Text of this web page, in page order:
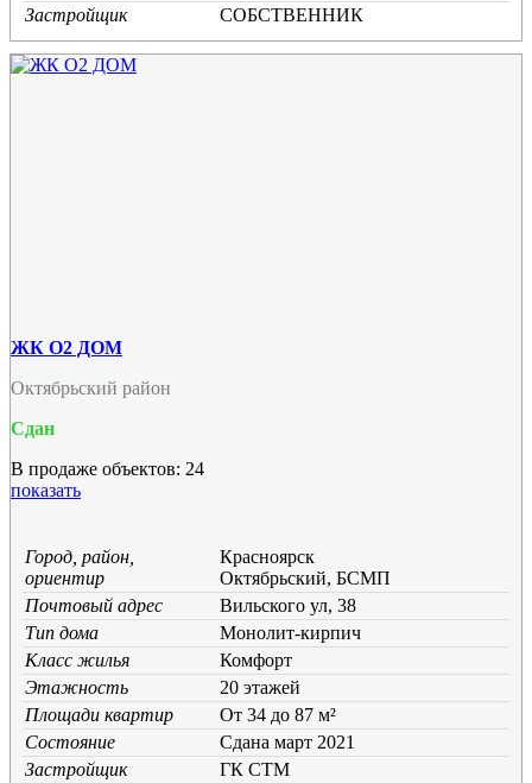
Застройщик
СОБСТВЕННИК
ЖК О2 ДОМ
Октябрьский район
Сдан
В продаже объектов: 24
показать
Город, район,
ориентир
Красноярск
Октябрьский, БСМП
Почтовый адрес
Вильского ул, 38
Тип дома
Монолит-кирпич
Класс жилья
Комфорт
Этажность
20 этажей
Площади квартир
От 34 до 87 м²
Состояние
Cдана март 2021
Застройщик
ГК СТМ